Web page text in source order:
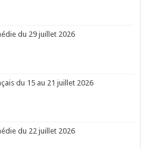
du 29 juillet 2026
du 15 au 21 juillet 2026
du 22 juillet 2026